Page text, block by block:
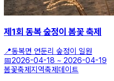
제1회 동복 숲정이 봄꽃 축제
📍동복면 연둔리 숲정이 일원
📅2026-04-18 ~ 2026-04-19
봄꽃축제지역축제데이트